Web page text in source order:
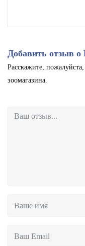
Добавить отзыв о
Расскажите,
зоомагазина.